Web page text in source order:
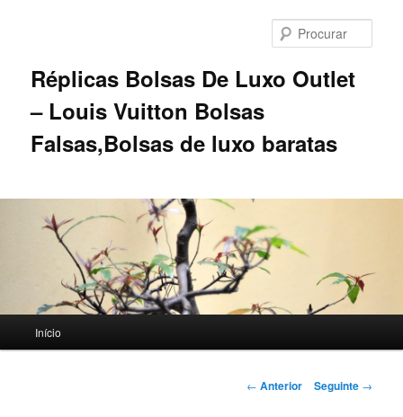
primárioRéplicas Bolsas De Luxo Outlet
– Louis Vuitton Bolsas
Falsas,Bolsas de luxo baratas
principal
Início
Navegação
← Anterior Seguinte →